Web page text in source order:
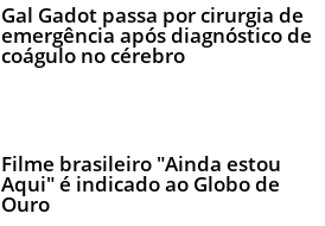
Gal Gadot passa por cirurgia de
emergência após diagnóstico de
coágulo no cérebro
Filme brasileiro "Ainda estou
Aqui" é indicado ao Globo de
Ouro